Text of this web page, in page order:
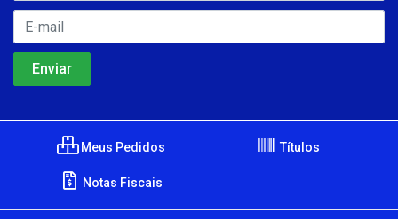
Meus Pedidos Títulos
Notas Fiscais